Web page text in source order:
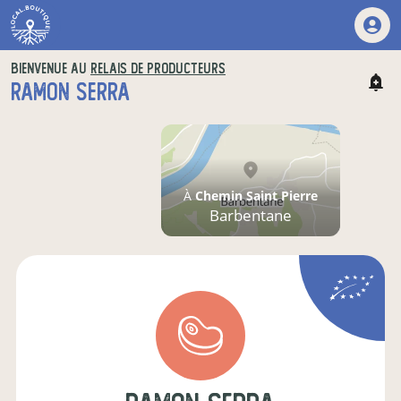
BIENVENUE AU RELAIS DE PRODUCTEURS
RAMON SERRA
ÀChemin Saint Pierre
Barbentane